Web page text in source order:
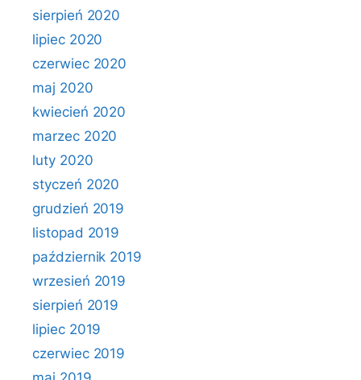
sierpień 2020
lipiec 2020
czerwiec 2020
maj 2020
kwiecień 2020
marzec 2020
luty 2020
styczeń 2020
grudzień 2019
listopad 2019
październik 2019
wrzesień 2019
sierpień 2019
lipiec 2019
czerwiec 2019